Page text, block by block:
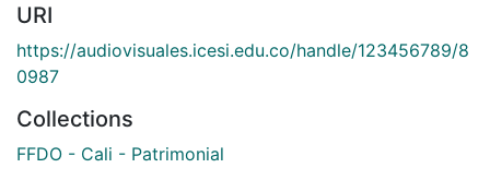
URI
https://audiovisuales.icesi.edu.co/handle/123456789/8
0987
Collections
FFDO - Cali - Patrimonial